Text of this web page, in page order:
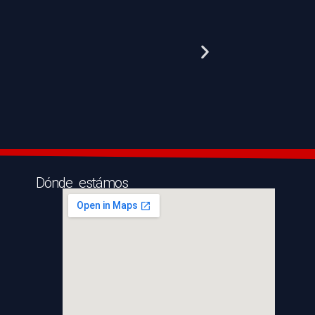
Dónde estámos